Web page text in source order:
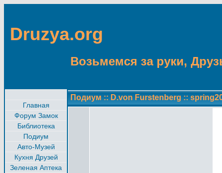
Druzya.org
Возьмемся за руки,
Главная
Форум Замок
Библиотека
Подиум
Авто-Музей
Кухня Друзей
Зеленая Аптека
Подиум :: D.von Furstenberg ::